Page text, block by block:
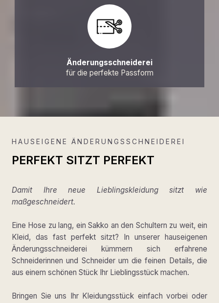
Änderungsschneiderei
für die perfekte Passform
HAUSEIGENE ÄNDERUNGSSCHNEIDEREI
PERFEKT SITZT PERFEKT
Damit Ihre neue Lieblingskleidung sitzt wie
maßgeschneidert.
Eine Hose zu lang, ein Sakko an den Schultern zu weit, ein
Kleid, das fast perfekt sitzt? In unserer hauseigenen
Änderungsschneiderei kümmern sich erfahrene
Schneiderinnen und Schneider um die feinen Details, die
aus einem schönen Stück Ihr Lieblingsstück machen.
Bringen Sie uns Ihr Kleidungsstück einfach vorbei oder